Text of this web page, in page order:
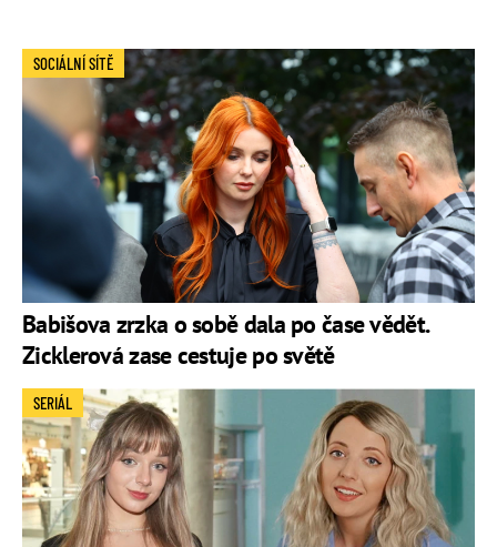
Babišova zrzka o sobě dala po čase vědět.
Zicklerová zase cestuje po světě
SOCIÁLNÍ SÍTĚ
SERIÁL